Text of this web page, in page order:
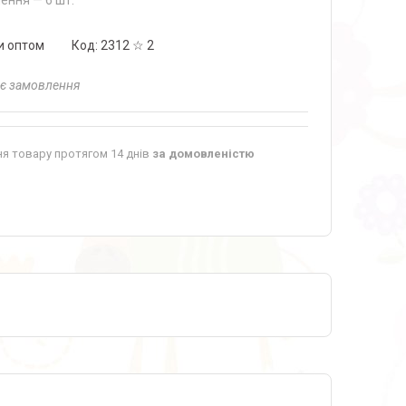
оптом Код: 2312 ☆ 2
замовлення
товару протягом 14 днів за домовленістю